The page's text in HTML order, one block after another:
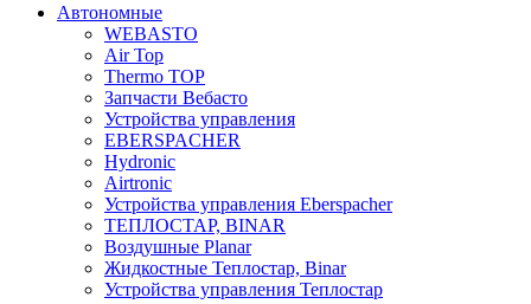
Автономные
WEBASTO
Air Top
Thermo TOP
Запчасти Вебасто
Устройства управления
EBERSPACHER
Hydronic
Airtronic
Устройства управления Eberspacher
ТЕПЛОСТАР, BINAR
Воздушные Planar
Жидкостные Теплостар, Binar
Устройства управления Теплостар